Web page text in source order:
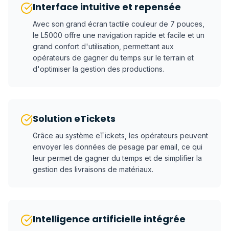
Interface intuitive et repensée
Avec son grand écran tactile couleur de 7 pouces,
le L5000 offre une navigation rapide et facile et un
grand confort d'utilisation, permettant aux
opérateurs de gagner du temps sur le terrain et
d'optimiser la gestion des productions.
Solution eTickets
Grâce au système eTickets, les opérateurs peuvent
envoyer les données de pesage par email, ce qui
leur permet de gagner du temps et de simplifier la
gestion des livraisons de matériaux.
Intelligence artificielle intégrée